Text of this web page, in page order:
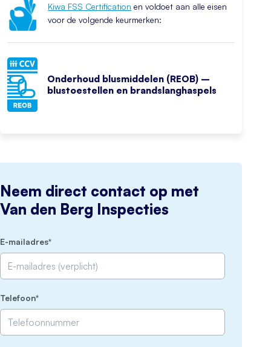
Neem direct contact op met
Van den Berg Inspecties
E-mailadres
Telefoon
Kiwa FSS Certification en voldoet aan alle eisen
voor de volgende keurmerken:
Onderhoud blusmiddelen (REOB) –
blustoestellen en brandslanghaspels